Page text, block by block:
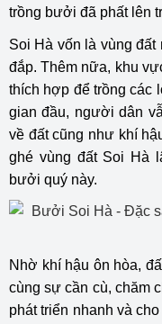
trồng bưởi đã phất lên
Soi Hà vốn là vùng
đắp. Thêm nữa, khu
thích hợp để trồng các
gian đầu, người dân
về đất cũng như khí
ghé vùng đất Soi Hà
bưởi quý này.
Nhờ khí hậu ôn hòa,
cùng sự cần cù, chăm
phát triển nhanh và